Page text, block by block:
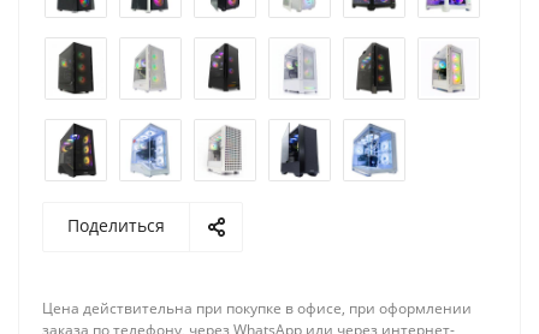
Поделиться
Цена действительна при покупке в офисе, при оформлении
заказа по телефону, через WhatsApp или через интернет-